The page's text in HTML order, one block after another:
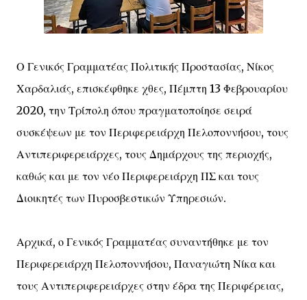
Ο Γενικός Γραμματέας Πολιτικής Προστασίας, Νίκος
Χαρδαλιάς, επισκέφθηκε χθες, Πέμπτη 13 Φεβρουαρίου
2020, την Τρίπολη όπου πραγματοποίησε σειρά
συσκέψεων με τον Περιφερειάρχη Πελοποννήσου, τους
Αντιπεριφερειάρχες, τους Δημάρχους της περιοχής,
καθώς και με τον νέο Περιφερειάρχη ΠΣ και τους
Διοικητές των Πυροσβεστικών Υπηρεσιών.
Αρχικά, ο Γενικός Γραμματέας συναντήθηκε με τον
Περιφερειάρχη Πελοποννήσου, Παναγιώτη Νίκα και
τους Αντιπεριφερειάρχες στην έδρα της Περιφέρειας,